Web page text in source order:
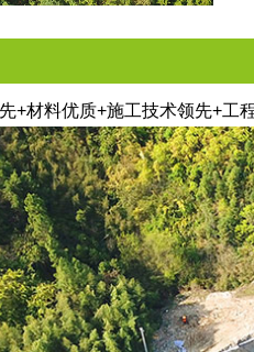
+材料优质+施工技术领先+工